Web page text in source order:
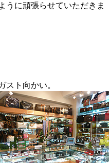
うに頑張らせていただきま
スト向かい。